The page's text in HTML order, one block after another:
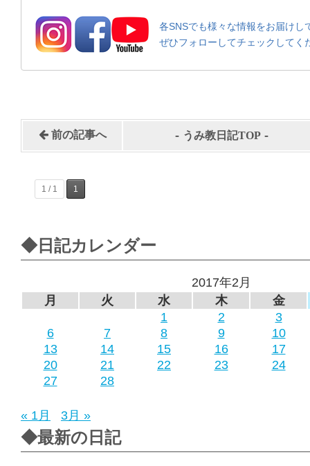
各SNSでも様々な情報をお届けし
ぜひフォローしてチェックしてく
前の記事へ - うみ教日記TOP -
1 / 1 1
◆日記カレンダー
2017年2月
月
火 水 木
金
1
2
3
6
7 8 9
10
13
14 15 16
17
20
21 22 23
24
27
28
« 1月 3月 »
◆最新の日記